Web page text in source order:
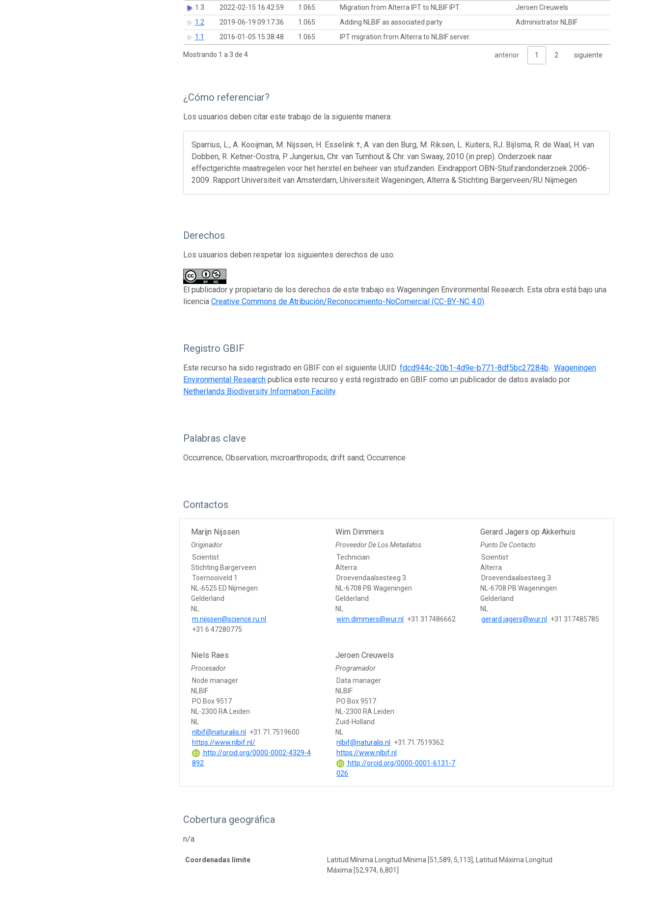
1.3
2022-02-15 16:42:59 1.065 Migration from Alterra IPT to NLBIF IPT
Jeroen Creuwels
1.2
2019-06-19 09:17:36 1.065 Adding NLBIF as associated party
Administrator NLBIF
1.1
2016-01-05 15:38:48 1.065 IPT migration from Alterra to NLBIF server.
Mostrando 1 a 3 de 4 anterior 1 2 siguiente
¿Cómo referenciar?
Los usuarios deben citar este trabajo de la siguiente manera:
Sparrius, L., A. Kooijman, M. Nijssen, H. Esselink †, A. van den Burg, M. Riksen, L. Kuiters, RJ. Bijlsma, R. de Waal, H. van
Dobben, R. Ketner-Oostra, P. Jungerius, Chr. van Turnhout & Chr. van Swaay, 2010 (in prep). Onderzoek naar
effectgerichte maatregelen voor het herstel en beheer van stuifzanden. Eindrapport OBN-Stuifzandonderzoek 2006-
2009. Rapport Universiteit van Amsterdam, Universiteit Wageningen, Alterra & Stichting Bargerveen/RU Nijmegen
Derechos
Los usuarios deben respetar los siguientes derechos de uso:
El publicador y propietario de los derechos de este trabajo es Wageningen Environmental Research. Esta obra está bajo una
licenciaCreative Commons de Atribución/Reconocimiento-NoComercial (CC-BY-NC 4.0).
Registro GBIF
Este recurso ha sido registrado en GBIF con el siguiente UUID:fdcd944c-20b1-4d9e-b771-8df5bc27284b.Wageningen
Environmental Research publica este recurso y está registrado en GBIF como un publicador de datos avalado por
Netherlands Biodiversity Information Facility.
Palabras clave
Occurrence; Observation; microarthropods; drift sand; Occurrence
Contactos
Marijn Nijssen
Originador
Scientist
Stichting Bargerveen
Toernooiveld 1
NL-6525 ED Nijmegen
Gelderland
NL
m.nijssen@science.ru.nl
+31 6 47280775
Wim Dimmers
Proveedor De Los Metadatos
Technician
Alterra
Droevendaalsesteeg 3
NL-6708 PB Wageningen
Gelderland
NL
wim.dimmers@wur.nl
+31 317486662
Gerard Jagers op Akkerhuis
Punto De Contacto
Scientist
Alterra
Droevendaalsesteeg 3
NL-6708 PB Wageningen
Gelderland
NL
gerard.jagers@wur.nl
+31 317485785
Niels Raes
Procesador
Node manager
NLBIF
PO Box 9517
NL-2300 RA Leiden
NL
nlbif@naturalis.nl
+31.71.7519600
https://www.nlbif.nl/
http://orcid.org/0000-0002-4329-4
892
Jeroen Creuwels
Programador
Data manager
NLBIF
PO Box 9517
NL-2300 RA Leiden
Zuid-Holland
NL
nlbif@naturalis.nl
+31.71.7519362
https://www.nlbif.nl
http://orcid.org/0000-0001-6131-7
026
Cobertura geográfica
n/a
Coordenadas límite
Latitud Mínima Longitud Mínima [51,589, 5,113], Latitud Máxima Longitud
Máxima [52,974, 6,801]